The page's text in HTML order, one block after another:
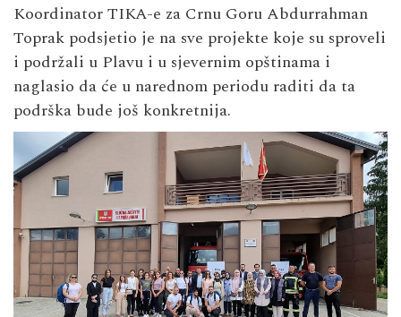
Koordinator TIKA-e za Crnu Goru Abdurrahman
Toprak podsjetio je na sve projekte koje su sproveli
i podržali u Plavu i u sjevernim opštinama i
naglasio da će u narednom periodu raditi da ta
podrška bude još konkretnija.